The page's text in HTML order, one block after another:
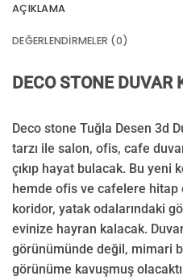
AÇIKLAMA
DEĞERLENDIRMELER (0)
DECO STONE DUVAR
Deco stone Tuğla Desen 3d
tarzı ile salon, ofis, cafe
çıkıp hayat bulacak. Bu yeni
hemde ofis ve cafelere hitap
koridor, yatak odalarındaki
evinize hayran kalacak.
görünümünde değil, mimari
görünüme kavuşmuş